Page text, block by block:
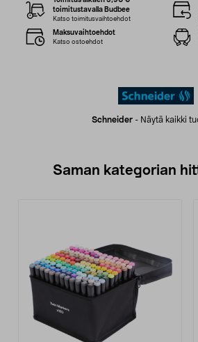
Schneider - Näytä kaikki
toimitustavalla Budbee
Katso toimitusvaihtoehdot
Maksuvaihtoehdot
Katso ostoehdot
Saman kategorian